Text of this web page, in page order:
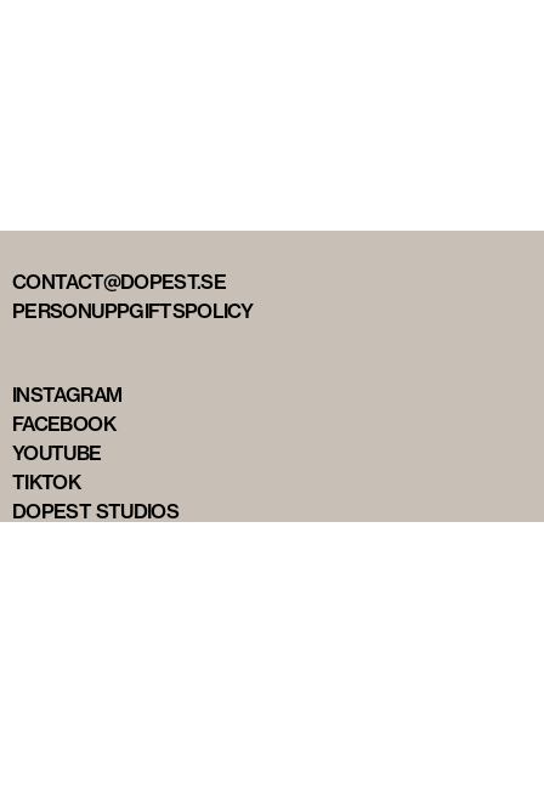
CONTACT@DOPEST.SE
PERSONUPPGIFTSPOLICY
INSTAGRAM
FACEBOOK
YOUTUBE
TIKTOK
DOPEST STUDIOS